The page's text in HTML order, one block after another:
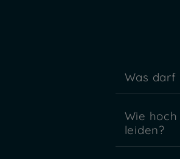
Was darf
Wie
leiden?